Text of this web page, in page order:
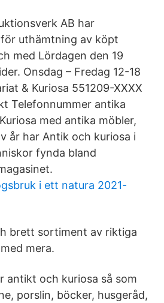
AB har
uthämtning av köpt
med Lördagen den 19
Onsdag – Fredag 12-18
& Kuriosa 551209-XXXX
Telefonnummer antika
med antika möbler,
år har Antik och kuriosa i
fynda bland
i ett natura 2021-
brett sortiment av riktiga
mera.
antikt och kuriosa så som
porslin, böcker, husgeråd,